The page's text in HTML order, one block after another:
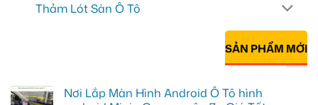
Thảm Lót Sàn Ô Tô
SẢN PHẨM MỚI
Nơi Lắp Màn Hình Android Ô Tô hình